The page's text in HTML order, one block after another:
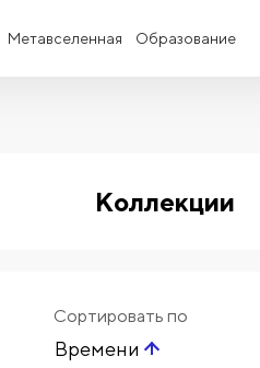
Метавселенная Образование
Коллекции
Сортировать по
Времени